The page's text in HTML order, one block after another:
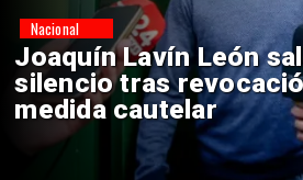
Chile y Venezuela
reinicio de relaciones
consulares
Nacional